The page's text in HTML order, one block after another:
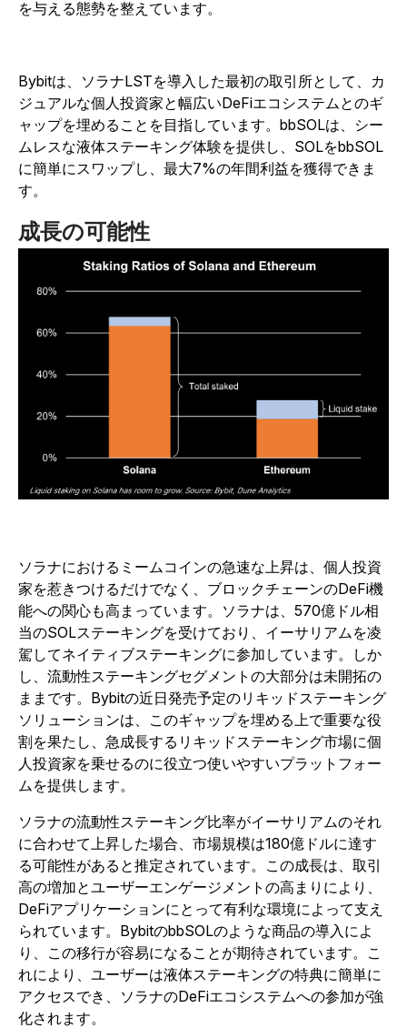
を与える態勢を整えています。
Bybitは、ソラナLSTを導入した最初の取引所として、カ
ジュアルな個人投資家と幅広いDeFiエコシステムとのギ
ャップを埋めることを目指しています。bbSOLは、シー
ムレスな液体ステーキング体験を提供し、SOLをbbSOL
に簡単にスワップし、最大7%の年間利益を獲得できま
す。
成長の可能性
ソラナにおけるミームコインの急速な上昇は、個人投資
家を惹きつけるだけでなく、ブロックチェーンのDeFi機
能への関心も高まっています。ソラナは、570億ドル相
当のSOLステーキングを受けており、イーサリアムを凌
駕してネイティブステーキングに参加しています。しか
し、流動性ステーキングセグメントの大部分は未開拓の
ままです。Bybitの近日発売予定のリキッドステーキング
ソリューションは、このギャップを埋める上で重要な役
割を果たし、急成長するリキッドステーキング市場に個
人投資家を乗せるのに役立つ使いやすいプラットフォー
ムを提供します。
ソラナの流動性ステーキング比率がイーサリアムのそれ
に合わせて上昇した場合、市場規模は180億ドルに達す
る可能性があると推定されています。この成長は、取引
高の増加とユーザーエンゲージメントの高まりにより、
DeFiアプリケーションにとって有利な環境によって支え
られています。BybitのbbSOLのような商品の導入によ
り、この移行が容易になることが期待されています。こ
れにより、ユーザーは液体ステーキングの特典に簡単に
アクセスでき、ソラナのDeFiエコシステムへの参加が強
化されます。